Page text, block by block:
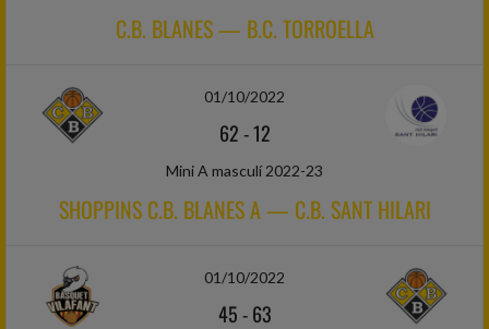
C.B. BLANES — B.C. TORROELLA
01/10/2022
62-12
Mini A masculí 2022-23
SHOPPINS C.B. BLANES A — C.B. SANT HILARI
01/10/2022
45-63